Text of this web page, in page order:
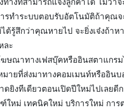
รทำระบบตอบรับอัตโนมัติถ้าคุณจ
ด้รู้สึกว่าคุณหายไป จะยิ่งเจ๋งถ้า
ละ
ฆษณาทางเฟสบุ๊คหรืออินสตาแกร
ายที่ส่งมาทางคอมเมนท์หรืออิน
ดยิงทีเดียวตอนเปิดปีใหม่ไปเลยดี
หม่ เทคนิคใหม่ บริการใหม่ การ